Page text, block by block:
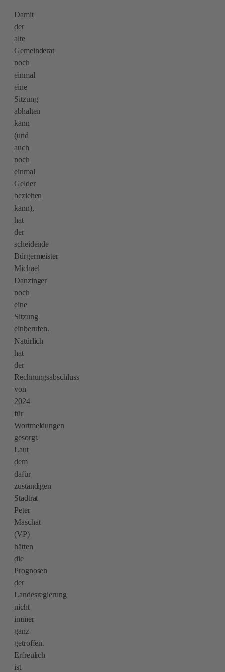
Damit
der
alte
Gemeinderat
noch
einmal
eine
Sitzung
abhalten
kann
(und
auch
noch
einmal
Gelder
beziehen
kann),
hat
der
scheidende
Bürgermeister
Michael
Danzinger
noch
eine
Sitzung
einberufen.
Natürlich
hat
der
Rechnungsabschluss
von
2024
für
Wortmeldungen
gesorgt.
Laut
dem
dafür
zuständigen
Stadtrat
Peter
Maschat
(VP)
hätten
die
Prognosen
der
Landesregierung
nicht
immer
ganz
getroffen.
Erfreulich
ist